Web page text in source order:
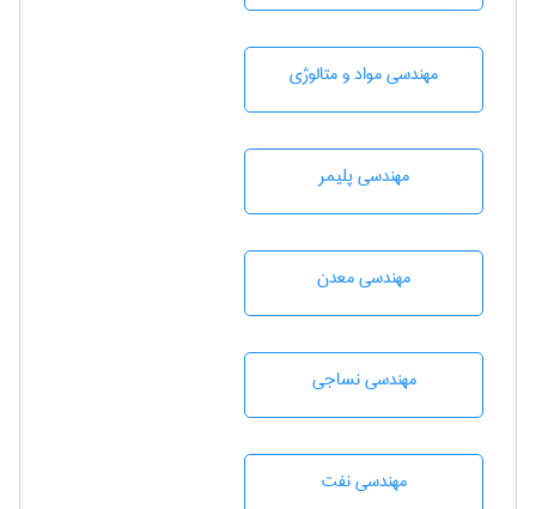
مهندسی مواد و متالوژی
مهندسی پليمر
مهندسی معدن
مهندسي نساجی
مهندسی نفت